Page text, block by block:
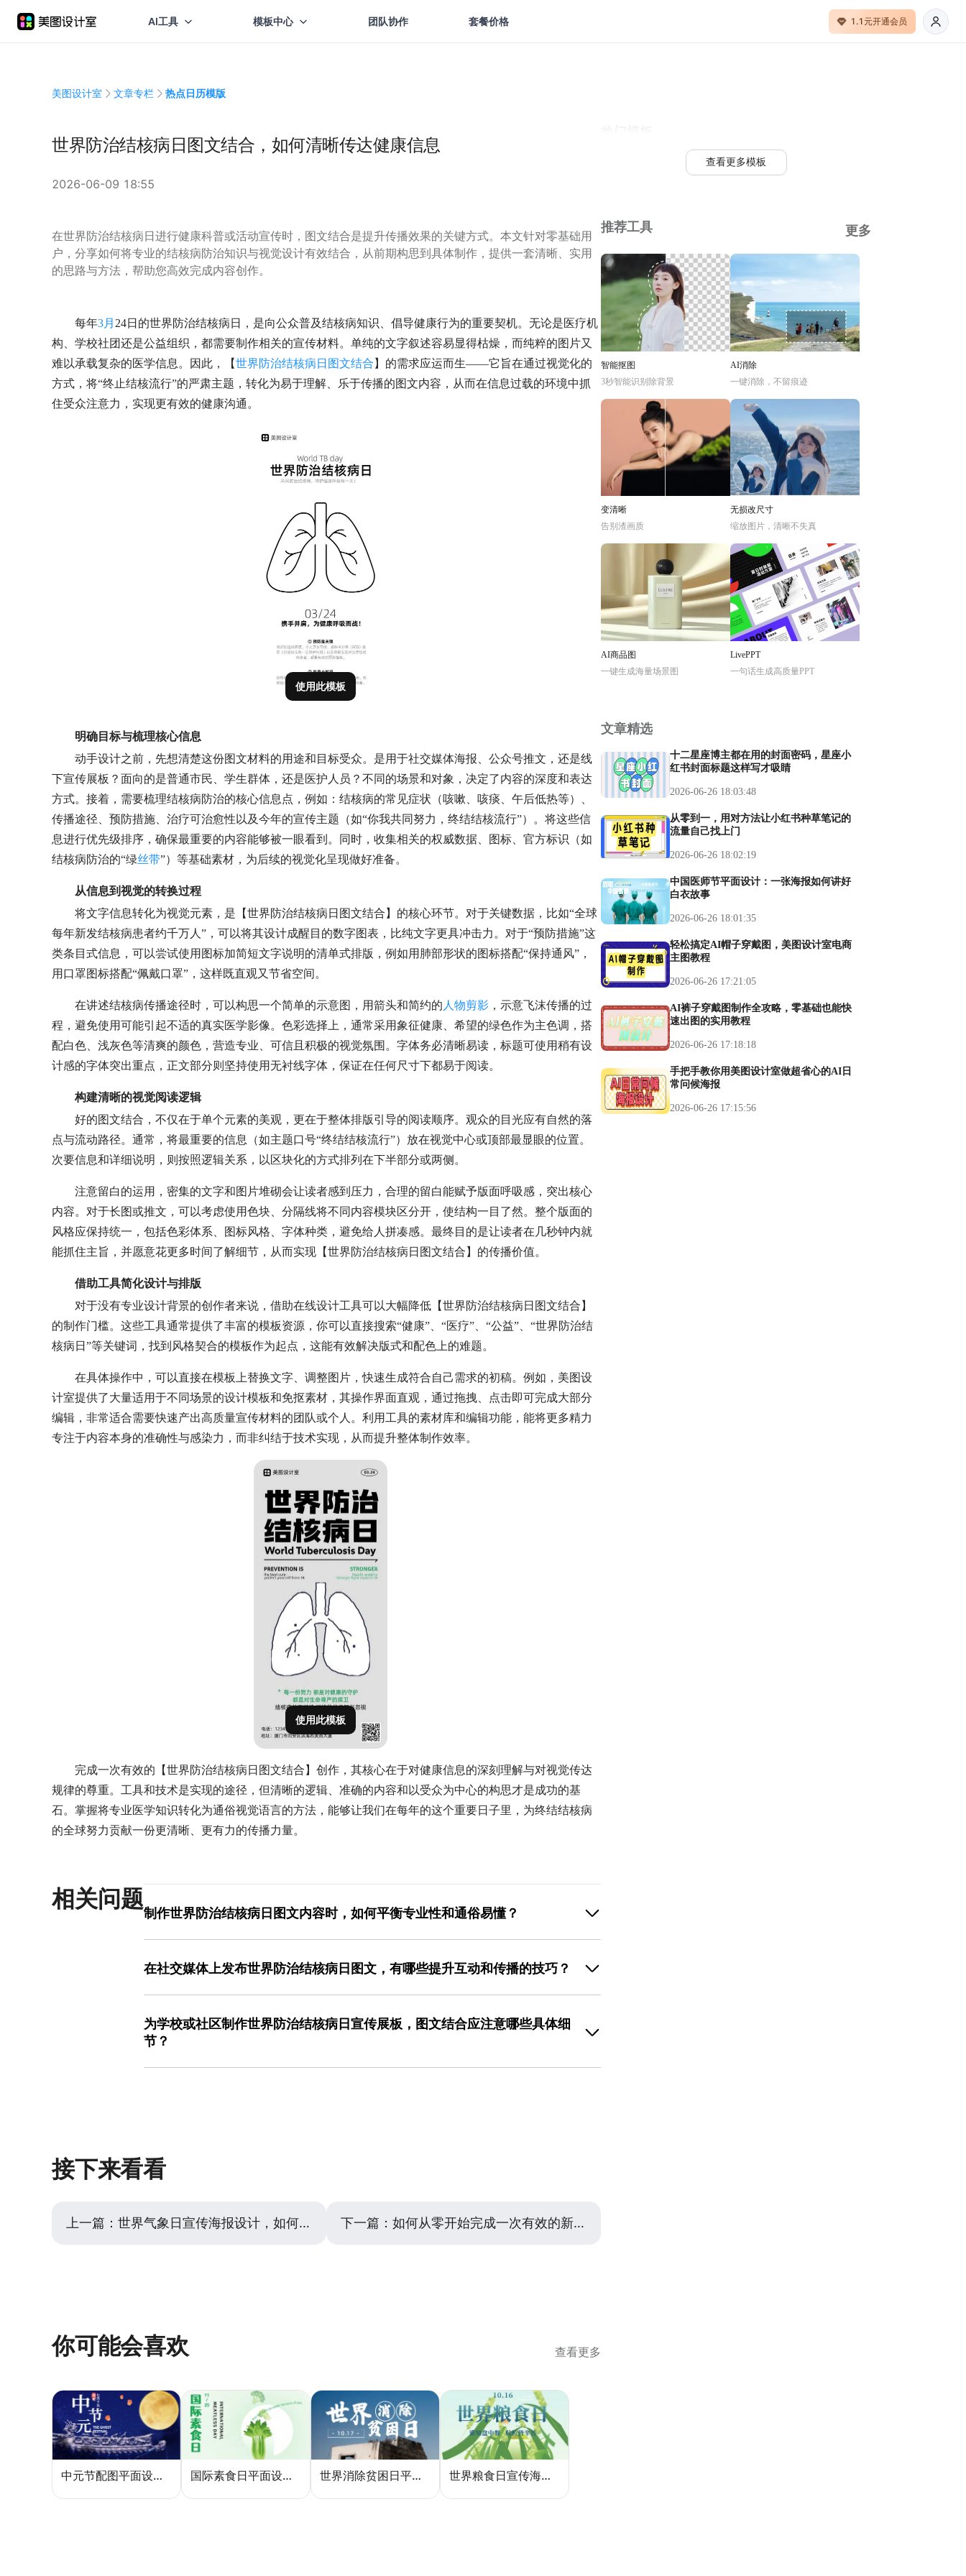
AI工具 模板中心 团队协作 套餐价格 1.1元开通会员
美图设计室 文章专栏 热点日历模版
世界防治结核病日图文结合，如何清晰传达健康信息
2026-06-09 18:55
在世界防治结核病日进行健康科普或活动宣传时，图文结合是提升传播效果的关键方式。本文针对零基础用
户，分享如何将专业的结核病防治知识与视觉设计有效结合，从前期构思到具体制作，提供一套清晰、实用
的思路与方法，帮助您高效完成内容创作。
每年3月 24日的世界防治结核病日，是向公众普及结核病知识、倡导健康行为的重要契机。无论是医疗机
构、学校社团还是公益组织，都需要制作相关的宣传材料。单纯的文字叙述容易显得枯燥，而纯粹的图片又
难以承载复杂的医学信息。因此，【世界防治结核病日图文结合 】的需求应运而生——它旨在通过视觉化的
方式，将“终止结核流行”的严肃主题，转化为易于理解、乐于传播的图文内容，从而在信息过载的环境中抓
住受众注意力，实现更有效的健康沟通。
使用此模板
明确目标与梳理核心信息
动手设计之前，先想清楚这份图文材料的用途和目标受众。是用于社交媒体海报、公众号推文，还是线
下宣传展板？面向的是普通市民、学生群体，还是医护人员？不同的场景和对象，决定了内容的深度和表达
方式。接着，需要梳理结核病防治的核心信息点，例如：结核病的常见症状（咳嗽、咳痰、午后低热等）、
传播途径、预防措施、治疗可治愈性以及今年的宣传主题（如“你我共同努力，终结结核流行”）。将这些信
息进行优先级排序，确保最重要的内容能够被一眼看到。同时，收集相关的权威数据、图标、官方标识（如
结核病防治的“绿丝带”）等基础素材，为后续的视觉化呈现做好准备。
从信息到视觉的转换过程
将文字信息转化为视觉元素，是【世界防治结核病日图文结合】的核心环节。对于关键数据，比如“全球
每年新发结核病患者约千万人”，可以将其设计成醒目的数字图表，比纯文字更具冲击力。对于“预防措施”这
类条目式信息，可以尝试使用图标加简短文字说明的清单式排版，例如用肺部形状的图标搭配“保持通风”，
用口罩图标搭配“佩戴口罩”，这样既直观又节省空间。
在讲述结核病传播途径时，可以构思一个简单的示意图，用箭头和简约的 人物剪影 ，示意飞沫传播的过
程，避免使用可能引起不适的真实医学影像。色彩选择上，通常采用象征健康、希望的绿色作为主色调，搭
配白色、浅灰色等清爽的颜色，营造专业、可信且积极的视觉氛围。字体务必清晰易读，标题可使用稍有设
计感的字体突出重点，正文部分则坚持使用无衬线字体，保证在任何尺寸下都易于阅读。
构建清晰的视觉阅读逻辑
好的图文结合，不仅在于单个元素的美观，更在于整体排版引导的阅读顺序。观众的目光应有自然的落
点与流动路径。通常，将最重要的信息（如主题口号“终结结核流行”）放在视觉中心或顶部最显眼的位置。
次要信息和详细说明，则按照逻辑关系，以区块化的方式排列在下半部分或两侧。
注意留白的运用，密集的文字和图片堆砌会让读者感到压力，合理的留白能赋予版面呼吸感，突出核心
内容。对于长图或推文，可以考虑使用色块、分隔线将不同内容模块区分开，使结构一目了然。整个版面的
风格应保持统一，包括色彩体系、图标风格、字体种类，避免给人拼凑感。最终目的是让读者在几秒钟内就
能抓住主旨，并愿意花更多时间了解细节，从而实现【世界防治结核病日图文结合】的传播价值。
借助工具简化设计与排版
对于没有专业设计背景的创作者来说，借助在线设计工具可以大幅降低【世界防治结核病日图文结合】
的制作门槛。这些工具通常提供了丰富的模板资源，你可以直接搜索“健康”、“医疗”、“公益”、“世界防治结
核病日”等关键词，找到风格契合的模板作为起点，这能有效解决版式和配色上的难题。
在具体操作中，可以直接在模板上替换文字、调整图片，快速生成符合自己需求的初稿。例如，美图设
计室提供了大量适用于不同场景的设计模板和免抠素材，其操作界面直观，通过拖拽、点击即可完成大部分
编辑，非常适合需要快速产出高质量宣传材料的团队或个人。利用工具的素材库和编辑功能，能将更多精力
专注于内容本身的准确性与感染力，而非纠结于技术实现，从而提升整体制作效率。
使用此模板
完成一次有效的【世界防治结核病日图文结合】创作，其核心在于对健康信息的深刻理解与对视觉传达
规律的尊重。工具和技术是实现的途径，但清晰的逻辑、准确的内容和以受众为中心的构思才是成功的基
石。掌握将专业医学知识转化为通俗视觉语言的方法，能够让我们在每年的这个重要日子里，为终结结核病
的全球努力贡献一份更清晰、更有力的传播力量。
相关问题
制作世界防治结核病日图文内容时，如何平衡专业性和通俗易懂？
潮热”可以描述为“下午容易感觉发热、盗汗”。在视觉上，用比喻或象征（如用破损的墙壁比喻肺
都应围绕这几个核心点展开，用图标、大字标题强化它们，让专业性隐藏在准确的表述背后，而
呈现出来的是清晰易懂的行动呼吁。使用像美图设计室这类工具中的简约医疗图标和清晰版式，
在社交媒体上发布世界防治结核病日图文，有哪些提升互动和传播的技巧？
嗽不止只是感冒？可能忽视了这个信号”。二是在图片中融入互动元素，例如设计一个“自我检测
小清单”图表，引导用户对照常见症状自查；或在文末设置互动话题，如“#为我爱的人了解结核病
为学校或社区制作世界防治结核病日宣传展板，图文结合应注意哪些具体细
节？
表。色彩选择上，考虑到可能张贴在室内或走廊，背景色不宜过暗，以保证在一般光照下的可读
体美观度，确保最终展板内容的专业与规范。
接下来看看
上一篇： 世界气象日宣传海报设计，如何从零开始做出专业感 下一篇： 如何从零开始完成一次有效的新年特惠活动设计
你可能会喜欢 查看更多
中元节配图平面设计怎么做？5种风格模板轻松搞定节日氛围 国际素食日平面设计总像养生广告？三个思路让它变酷 世界消除贫困日平面设计：用视觉语言传递尊严与温度 世界粮食日宣传海报：用设计传递"粮"心，让每一粒米都有声音
查看更多模板
推荐工具 更多
智能抠图
3秒智能识别除背景
AI消除
一键消除，不留痕迹
变清晰
告别渣画质
无损改尺寸
缩放图片，清晰不失真
AI商品图
一键生成海量场景图
LivePPT
一句话生成高质量PPT
文章精选
十二星座博主都在用的封面密码，星座小
红书封面标题这样写才吸睛
2026-06-26 18:03:48
从零到一，用对方法让小红书种草笔记的
流量自己找上门
2026-06-26 18:02:19
中国医师节平面设计：一张海报如何讲好
白衣故事
2026-06-26 18:01:35
轻松搞定AI帽子穿戴图，美图设计室电商
主图教程
2026-06-26 17:21:05
AI裤子穿戴图制作全攻略，零基础也能快
速出图的实用教程
2026-06-26 17:18:18
手把手教你用美图设计室做超省心的AI日
常问候海报
2026-06-26 17:15:56